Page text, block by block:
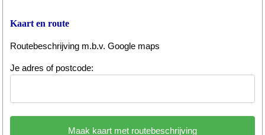
Kaart en route
Routebeschrijving m.b.v. Google maps
Je adres of postcode: